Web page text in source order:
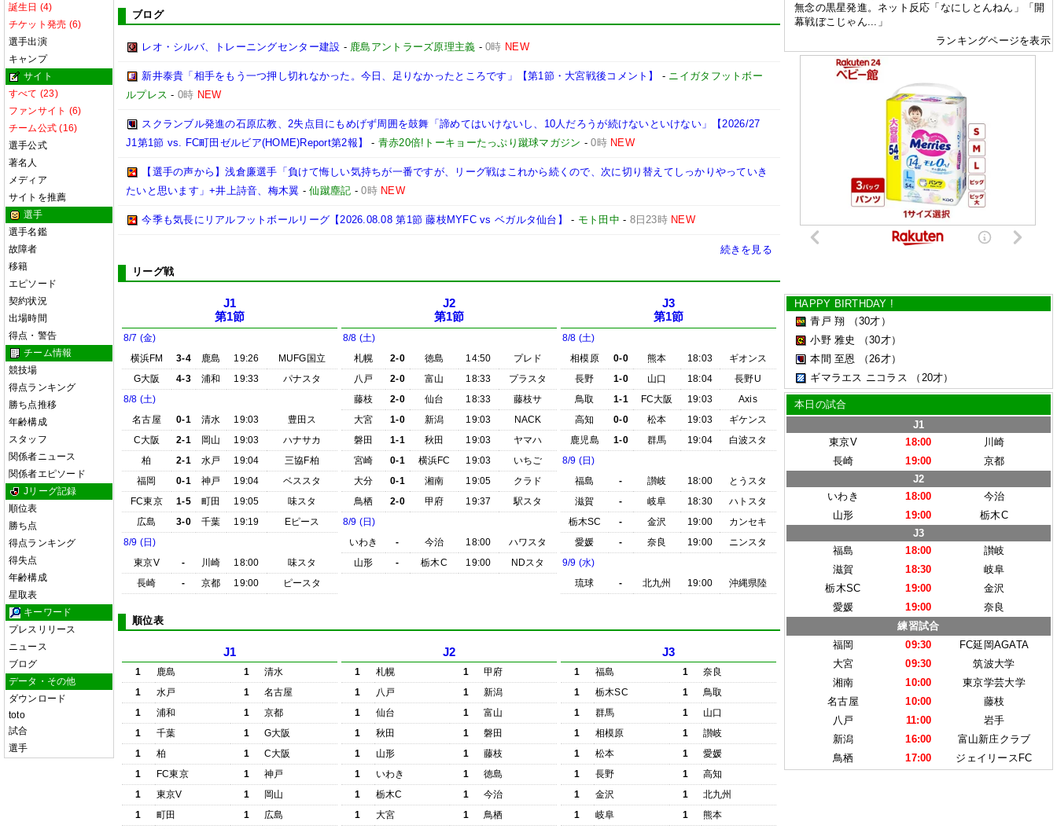
誕生日 (4)
チケット発売 (6)
選手出演
キャンプ
サイト
すべて (23)
ファンサイト (6)
チーム公式 (16)
選手公式
著名人
メディア
サイトを推薦
選手
選手名鑑
故障者
移籍
エピソード
契約状況
出場時間
得点・警告
チーム情報
競技場
得点ランキング
勝ち点推移
年齢構成
スタッフ
関係者ニュース
関係者エピソード
Jリーグ記録
順位表
勝ち点
得点ランキング
得失点
年齢構成
星取表
キーワード
プレスリリース
ニュース
ブログ
データ・その他
ダウンロード
toto
試合
選手
ブログ
レオ・シルバ、トレーニングセンター建設 - 鹿島アントラーズ原理主義 -0時 NEW
新井泰貴「相手をもう一つ押し切れなかった。今日、足りなかったところです」【第1節・大宮戦後コメント】 - ニイガタフットボー
ルプレス - 0時 NEW
スクランブル発進の石原広教、2失点目にもめげず周囲を鼓舞「諦めてはいけないし、10人だろうが続けないといけない」【2026/27
J1第1節 vs. FC町田ゼルビア(HOME)Report第2報】
- 青赤20倍!トーキョーたっぷり蹴球マガジン -0時 NEW
【選手の声から】浅倉廉選手「負けて悔しい気持ちが一番ですが、リーグ戦はこれから続くので、次に切り替えてしっかりやっていき
たいと思います」+井上詩音、梅木翼 -仙蹴塵記 -0時 NEW
今季も気長にリアルフットボールリーグ【2026.08.08 第1節 藤枝MYFC vs ベガルタ仙台】 - モト田中 - 8日23時 NEW
続きを見る
リーグ戦
J1
第1節
8/7 (金)
横浜FM
3-4 鹿島 19:26
MUFG国立
G大阪
4-3 浦和 19:33
パナスタ
8/8 (土)
名古屋
0-1 清水 19:03
豊田ス
C大阪
2-1 岡山 19:03
ハナサカ
柏
2-1 水戸 19:04
三協F柏
福岡
0-1 神戸 19:04
ベススタ
FC東京
1-5 町田 19:05
味スタ
広島
3-0 千葉 19:19
Eピース
8/9 (日)
東京V
- 川崎 18:00
味スタ
長崎
- 京都 19:00 ピースタ
J2
第1節
8/8 (土)
札幌
2-0 徳島 14:50
プレド
八戸
2-0 富山 18:33
プラスタ
藤枝
2-0 仙台 18:33
藤枝サ
大宮
1-0 新潟 19:03
NACK
磐田
1-1 秋田 19:03
ヤマハ
宮崎
0-1 横浜FC 19:03
いちご
大分
0-1 湘南 19:05
クラド
鳥栖
2-0 甲府 19:37
駅スタ
8/9 (日)
いわき
- 今治 18:00
ハワスタ
山形
- 栃木C 19:00 NDスタ
J3
第1節
8/8 (土)
相模原
0-0 熊本 18:03
ギオンス
長野
1-0 山口 18:04
長野U
鳥取
1-1 FC大阪 19:03
Axis
高知
0-0 松本 19:03
ギケンス
鹿児島
1-0 群馬 19:04
白波スタ
8/9 (日)
福島
- 讃岐 18:00
とうスタ
滋賀
- 岐阜 18:30
ハトスタ
栃木SC
- 金沢 19:00
カンセキ
愛媛
- 奈良 19:00
ニンスタ
9/9 (水)
琉球
- 北九州 19:00 沖縄県陸
順位表
J1
1 鹿島 1
清水
1
水戸 1
名古屋
1
浦和 1
京都
1
千葉 1
G大阪
1
柏 1
C大阪
1
FC東京 1
神戸
1
東京V 1
岡山
1
町田 1
広島
J2
1 札幌 1
甲府
1
八戸 1
新潟
1
仙台 1
富山
1
秋田 1
磐田
1
山形 1
藤枝
1
いわき 1
徳島
1
栃木C 1
今治
1
大宮 1
鳥栖
J3
1 福島 1
奈良
1
栃木SC 1
鳥取
1
群馬 1
山口
1
相模原 1
讃岐
1
松本 1
愛媛
1
長野 1
高知
1
金沢 1
北九州
1
岐阜 1
熊本
無念の黒星発進。ネット反応「なにしとんねん」「開
幕戦ぼこじゃん...」
ランキングページを表示
HAPPY BIRTHDAY !
青戸 翔
（30才）
小野 雅史
（30才）
本間 至恩
（26才）
ギマラエス ニコラス
（20才）
本日の試合
J1
東京V
18:00
川崎
長崎
19:00
京都
J2
いわき
18:00
今治
山形
19:00
栃木C
J3
福島
18:00
讃岐
滋賀
18:30
岐阜
栃木SC
19:00
金沢
愛媛
19:00
奈良
練習試合
福岡
09:30
FC延岡AGATA
大宮
09:30
筑波大学
湘南
10:00
東京学芸大学
名古屋
10:00
藤枝
八戸
11:00
岩手
新潟
16:00
富山新庄クラブ
鳥栖
17:00 ジェイリースFC